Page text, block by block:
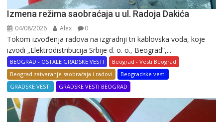
Izmena režima saobraćaja u ul. Radoja Dakića
04/08/2026 Alex 0
Tokom izvođenja radova na izgradnji tri kablovska voda, koje
izvodi „Elektrodistribucija Srbije d. o. o., Beograd“,...
BEOGRAD - OSTALE GRADSKE VESTI
Beograd - Vesti Beograd
Beograd zatvaranje saobraćaja i radovi
Beogradske vesti
GRADSKE VESTI
GRADSKE VESTI BEOGRAD